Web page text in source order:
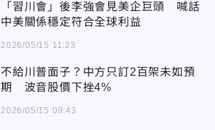
「習川會」後李強會見美企巨頭 喊話
中美關係穩定符合全球利益
2026/05/15 11:23
不給川普面子？中方只訂2百架未如預
期 波音股價下挫4%
2026/05/15 09:43